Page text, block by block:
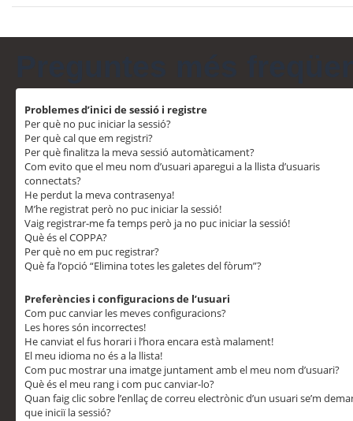
Problemes d’inici de sessió i registre
Per què no puc iniciar la sessió?
Per què cal que em registri?
Per què finalitza la meva sessió automàticament?
Com evito que el meu nom d’usuari aparegui a la llista d’usuaris
connectats?
He perdut la meva contrasenya!
M’he registrat però no puc iniciar la sessió!
Vaig registrar-me fa temps però ja no puc iniciar la sessió!
Què és el COPPA?
Per què no em puc registrar?
Què fa l’opció “Elimina totes les galetes del fòrum”?
Preferències i configuracions de l’usuari
Com puc canviar les meves configuracions?
Les hores són incorrectes!
He canviat el fus horari i l’hora encara està malament!
El meu idioma no és a la llista!
Com puc mostrar una imatge juntament amb el meu nom d’usuari?
Què és el meu rang i com puc canviar-lo?
Quan faig clic sobre l’enllaç de correu electrònic d’un usuari se’m
que iniciï la sessió?